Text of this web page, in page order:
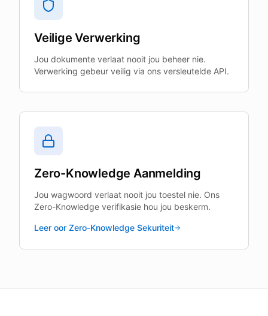
Veilige Verwerking
Jou dokumente verlaat nooit jou beheer nie.
Verwerking gebeur veilig via ons versleutelde API.
Zero-Knowledge Aanmelding
Jou wagwoord verlaat nooit jou toestel nie. Ons
Zero-Knowledge verifikasie hou jou beskerm.
Leer oor Zero-Knowledge Sekuriteit